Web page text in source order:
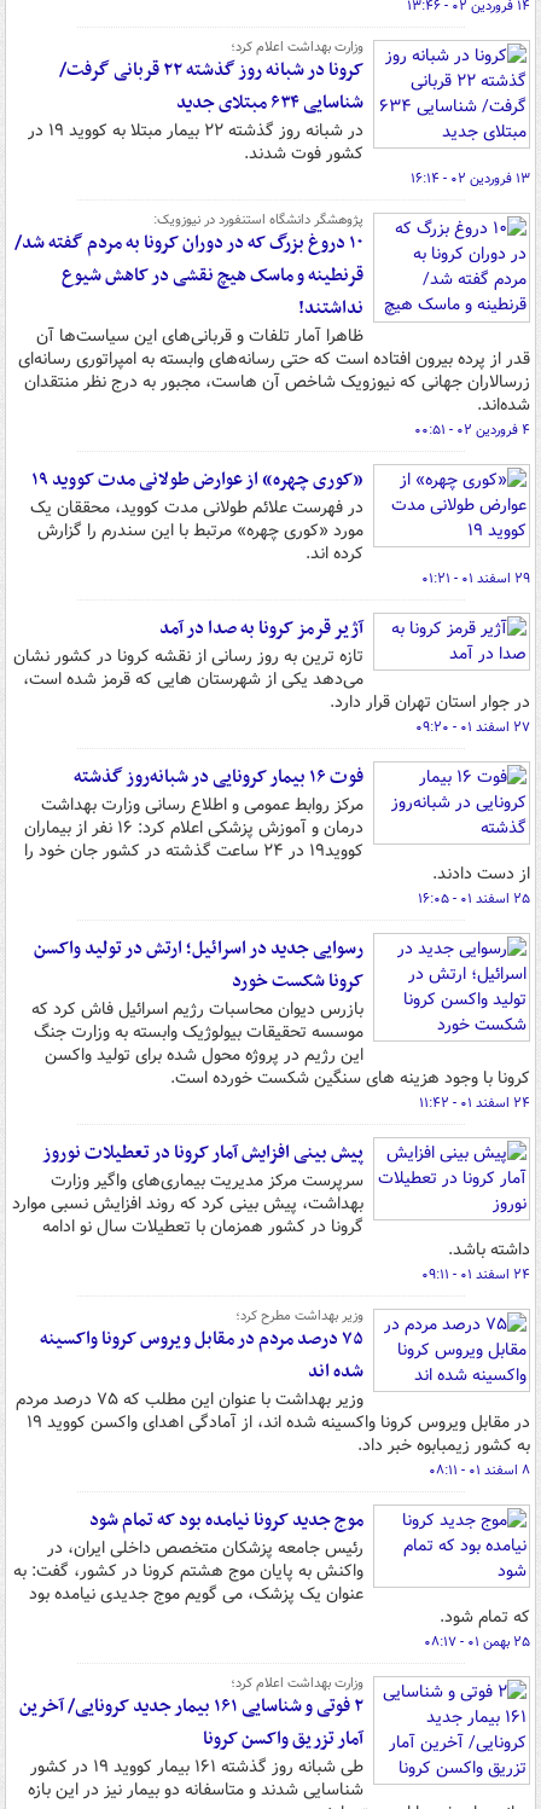
۱۴ فروردین ۰۲ - ۱۳:۴۶
وزارت بهداشت اعلام کرد؛
کرونا در شبانه روز گذشته ۲۲ قربانی گرفت/
شناسایی ۶۳۴ مبتلای جدید
در شبانه روز گذشته ۲۲ بیمار مبتلا به کووید ۱۹ در
کشور فوت شدند.
۱۳ فروردین ۰۲ - ۱۶:۱۴
پژوهشگر دانشگاه استنفورد در نیوزویک:
۱۰ دروغ بزرگ که در دوران کرونا به مردم گفته شد/
قرنطینه و ماسک هیچ نقشی در کاهش شیوع
نداشتند!
ظاهرا آمار تلفات و قربانی‌های این سیاست‌ها آن
قدر از پرده بیرون افتاده است که حتی رسانه‌های وابسته به امپراتوری‌ رسانه‌ای
زرسالاران جهانی که نیوزویک شاخص آن هاست، مجبور به درج نظر منتقدان
شده‌اند.
۴ فروردین ۰۲ - ۰۰:۵۱
«کوری چهره» از عوارض طولانی مدت کووید ۱۹
در فهرست علائم طولانی مدت کووید، محققان یک
مورد «کوری چهره» مرتبط با این سندرم را گزارش
کرده اند.
۲۹ اسفند ۰۱ - ۰۱:۲۱
آژیر قرمز کرونا به صدا در آمد
تازه ترین به روز رسانی از نقشه کرونا در کشور نشان
می‌دهد یکی از شهرستان هایی که قرمز شده است،
در جوار استان تهران قرار دارد.
۲۷ اسفند ۰۱ - ۰۹:۲۰
فوت ۱۶ بیمار کرونایی در شبانه‌روز گذشته
مرکز روابط عمومی و اطلاع رسانی وزارت بهداشت
درمان و آموزش پزشکی اعلام کرد: ۱۶ نفر از بیماران
کووید۱۹ در ۲۴ ساعت گذشته در کشور جان خود را
از دست دادند.
۲۵ اسفند ۰۱ - ۱۶:۰۵
رسوایی جدید در اسرائیل؛ ارتش در تولید واکسن
کرونا شکست خورد
بازرس دیوان محاسبات رژیم اسرائیل فاش کرد که
موسسه تحقیقات بیولوژیک وابسته به وزارت جنگ
این رژیم در پروژه محول شده برای تولید واکسن
کرونا با وجود هزینه های سنگین شکست خورده است.
۲۴ اسفند ۰۱ - ۱۱:۴۲
پیش بینی افزایش آمار کرونا در تعطیلات نوروز
سرپرست مرکز مدیریت بیماری‌های واگیر وزارت
بهداشت، پیش بینی کرد که روند افزایش نسبی موارد
گرونا در کشور همزمان با تعطیلات سال نو ادامه
داشته باشد.
۲۴ اسفند ۰۱ - ۰۹:۱۱
وزیر بهداشت مطرح کرد؛
۷۵ درصد مردم در مقابل ویروس کرونا واکسینه
شده اند
وزیر بهداشت با عنوان این مطلب که ۷۵ درصد مردم
در مقابل ویروس کرونا واکسینه شده اند، از آمادگی اهدای واکسن کووید ۱۹
به کشور زیمبابوه خبر داد.
۸ اسفند ۰۱ - ۰۸:۱۱
موج جدید کرونا نیامده بود که تمام شود
رئیس جامعه پزشکان متخصص داخلی ایران، در
واکنش به پایان موج هشتم کرونا در کشور، گفت: به
عنوان یک پزشک، می گویم موج جدیدی نیامده بود
که تمام شود.
۲۵ بهمن ۰۱ - ۰۸:۱۷
وزارت بهداشت اعلام کرد؛
۲ فوتی و شناسایی ۱۶۱ بیمار جدید کرونایی/ آخرین
آمار تزریق واکسن کرونا
طی شبانه روز گذشته ۱۶۱ بیمار کووید ۱۹ در کشور
شناسایی شدند و متاسفانه دو بیمار نیز در این بازه